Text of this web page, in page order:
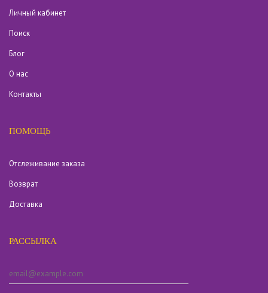
Личный кабинет
Поиск
Блог
О нас
Контакты
ПОМОЩЬ
Отслеживание заказа
Возврат
Доставка
РАССЫЛКА